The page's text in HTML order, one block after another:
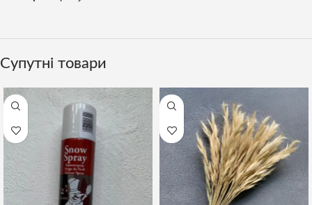
Супутні товари